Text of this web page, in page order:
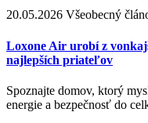
20.05.2026 Všeobecný
Loxone Air urobí z
najlepších priateľov
Spoznajte domov, ktorý
energie a bezpečnosť do